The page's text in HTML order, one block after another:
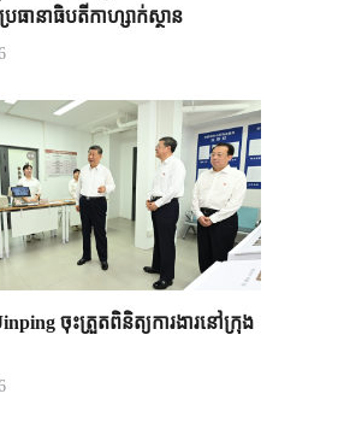
រធានាធិបតី​កាហ្សាក់ស្ថាន​
ចុះត្រួតពិនិត្យការងារនៅក្រុង